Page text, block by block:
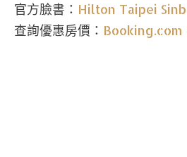
官方臉書： Hilton Taipei
查詢優惠房價： Booking.com